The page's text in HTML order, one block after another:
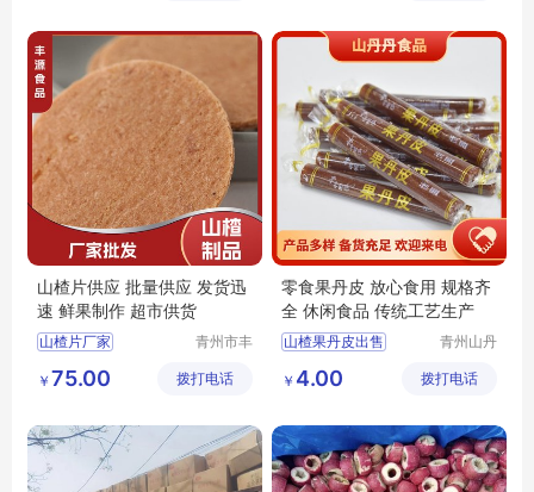
山楂果丹皮厂家
冻干山楂食品生产
山楂片供应 批量供应 发货迅
速 鲜果制作 超市供货
山楂片厂家
丰源出售山楂片
批发山楂片
青州市丰
￥ 75.00 拨打电话
零食果丹皮 放心食用 规格齐
全 休闲食品 传统工艺生产
山楂果丹皮出售
山楂果丹皮
果丹皮厂家
青州山丹
限公司
￥ 4.00 拨打电话